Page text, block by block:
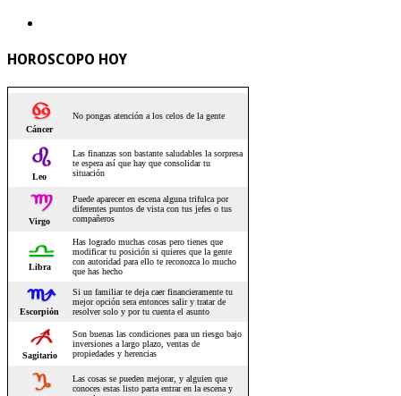
HOROSCOPO HOY